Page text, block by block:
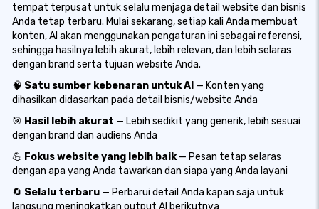
tempat terpusat untuk selalu menjaga detail website dan bisnis
Anda tetap terbaru. Mulai sekarang, setiap kali Anda membuat
konten, AI akan menggunakan pengaturan ini sebagai referensi,
sehingga hasilnya lebih akurat, lebih relevan, dan lebih selaras
dengan brand serta tujuan website Anda.
🧠 Satu sumber kebenaran untuk AI — Konten yang
dihasilkan didasarkan pada detail bisnis/website Anda
🎯 Hasil lebih akurat — Lebih sedikit yang generik, lebih sesuai
dengan brand dan audiens Anda
💪 Fokus website yang lebih baik— Pesan tetap selaras
dengan apa yang Anda tawarkan dan siapa yang Anda layani
🔄 Selalu terbaru — Perbarui detail Anda kapan saja untuk
langsung meningkatkan output AI berikutnya